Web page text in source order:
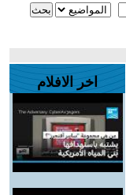
اخر الافلام